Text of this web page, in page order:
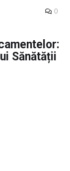
0
Sănătății